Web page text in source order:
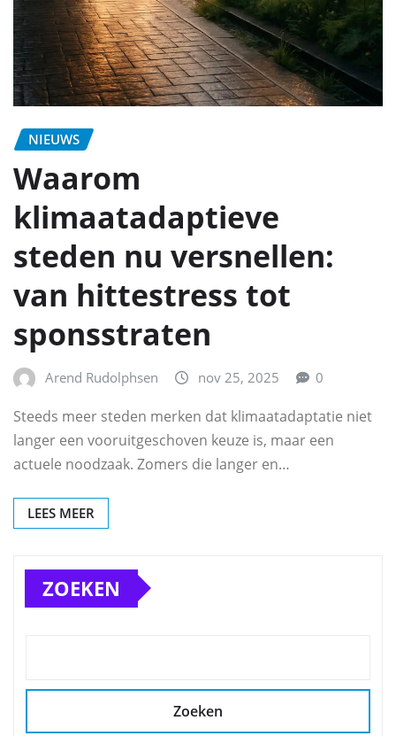
NIEUWS
Waarom
klimaatadaptieve
steden nu versnellen:
van hittestress tot
sponsstraten
Arend Rudolphsen nov 25, 2025 0
Steeds meer steden merken dat klimaatadaptatie niet
langer een vooruitgeschoven keuze is, maar een
actuele noodzaak. Zomers die langer en…
LEES MEER
ZOEKEN
Zoeken